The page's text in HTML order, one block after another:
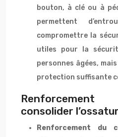
bouton, à clé ou à
permettent
compromettre la
utiles pour la
personnes âgées,
protection suffisante
consolider
Renforcement du